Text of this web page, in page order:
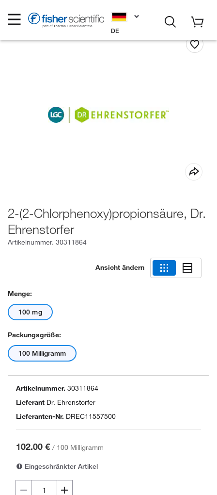
DE
2-(2-Chlorphenoxy)propionsäure, Dr.
Ehrenstorfer
Artikelnummer. 30311864
Ansicht ändern
Menge:
100 mg
Packungsgröße:
100 Milligramm
Artikelnummer. 30311864
Lieferant Dr. Ehrenstorfer
Lieferanten-Nr. DREC11557500
102.00 € / 100 Milligramm
Eingeschränkter Artikel